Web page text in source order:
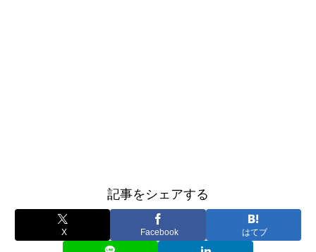
記事をシェアする
X Facebook はてブ